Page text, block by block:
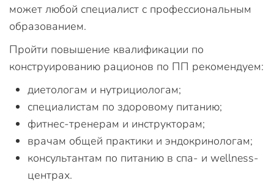
может любой специалист с профессиональным
образованием.
Пройти повышение квалификации по
конструированию рационов по ПП рекомендуем:
диетологам и нутрициологам;
специалистам по здоровому питанию;
фитнес-тренерам и инструкторам;
врачам общей практики и эндокринологам;
консультантам по питанию в спа- и wellness-
центрах.